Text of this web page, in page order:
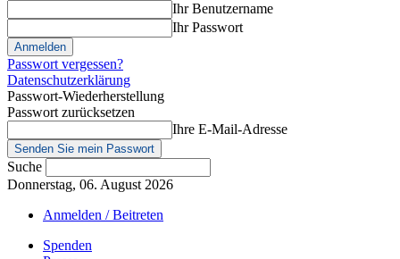
Ihr Benutzername
Ihr Passwort
Passwort vergessen?
Datenschutzerklärung
Passwort-Wiederherstellung
Passwort zurücksetzen
Ihre E-Mail-Adresse
Suche
Donnerstag, 06. August 2026
Anmelden / Beitreten
Spenden